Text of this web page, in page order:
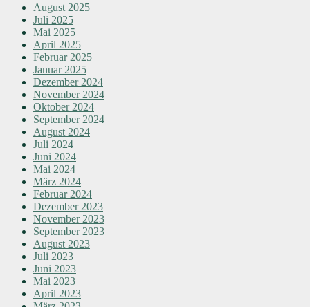
August 2025
Juli 2025
Mai 2025
April 2025
Februar 2025
Januar 2025
Dezember 2024
November 2024
Oktober 2024
September 2024
August 2024
Juli 2024
Juni 2024
Mai 2024
März 2024
Februar 2024
Dezember 2023
November 2023
September 2023
August 2023
Juli 2023
Juni 2023
Mai 2023
April 2023